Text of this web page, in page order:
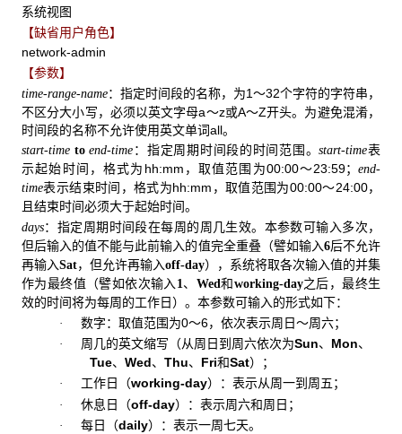
系统视图
【缺省用户角色】
network-admin
【参数】
time-range-name：指定时间段的名称，为1～32个字符的字符串，
不区分大小写，必须以英文字母a～z或A～Z开头。为避免混淆，
时间段的名称不允许使用英文单词all。
start-time to end-time ：指定周期时间段的时间范围。start-time表
示起始时间，格式为hh:mm，取值范围为00:00～23:59； end-
time表示结束时间，格式为hh:mm，取值范围为00:00～24:00，
且结束时间必须大于起始时间。
days：指定周期时间段在每周的周几生效。本参数可输入多次，
但后输入的值不能与此前输入的值完全重叠（譬如输入6后不允许
再输入Sat，但允许再输入off-day），系统将取各次输入值的并集
作为最终值（譬如依次输入 1 、 Wed 和working-day之后，最终生
效的时间将为每周的工作日）。本参数可输入的形式如下：
· 数字：取值范围为0～6，依次表示周日～周六；
· 周几的英文缩写（从周日到周六依次为Sun、 Mon、
Tue、 Wed、 Thu、 Fri和Sat）；
· 工作日（working-day）：表示从周一到周五；
· 休息日（off-day）：表示周六和周日；
· 每日（daily）：表示一周七天。